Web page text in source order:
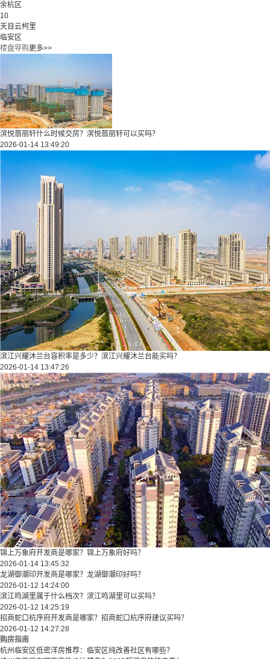
余杭区
10
天目云柯里
临安区
楼盘导购更多>>
滨悦翡丽轩什么时候交房？滨悦翡丽轩可以买吗？
2026-01-14 13:49:20
滨江兴耀沐兰台容积率是多少？滨江兴耀沐兰台能买吗？
2026-01-14 13:47:26
锦上万象府开发商是哪家？锦上万象府好吗？
2026-01-14 13:45:32
龙湖御潮印开发商是哪家？龙湖御潮印好吗？
2026-01-12 14:24:00
滨江鸣湖里属于什么档次？滨江鸣湖里可以买吗？
2026-01-12 14:25:19
招商蛇口杭序府开发商是哪家？招商蛇口杭序府建议买吗？
2026-01-12 14:27:28
购房指南
杭州临安区低密洋房推荐：临安区纯改善社区有哪些？